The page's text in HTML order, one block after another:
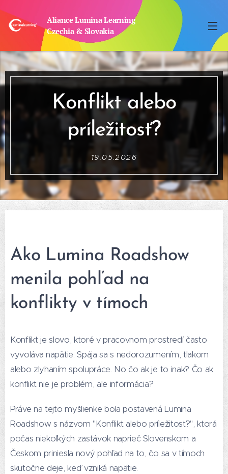
Aliance Lumina Learning
Czechia & Slovakia
Konflikt alebo
príležitosť?
19.05.2026
Ako Lumina Roadshow
menila pohľad na
konflikty v tímoch
Konflikt je slovo, ktoré v pracovnom prostredí často
vyvoláva napätie. Spája sa s nedorozumením, tlakom
alebo zlyhaním spolupráce. No čo ak je to inak? Čo ak
konflikt nie je problém, ale informácia?
Práve na tejto myšlienke bola postavená Lumina
Roadshow s názvom "Konflikt alebo príležitosť?", ktorá
počas niekoľkých zastávok naprieč Slovenskom a
Českom priniesla nový pohľad na to, čo sa v tímoch
skutočne deje, keď vzniká napätie.